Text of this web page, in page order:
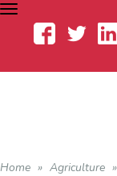
TOGGLE
NAVIGATION
Home » Agriculture »